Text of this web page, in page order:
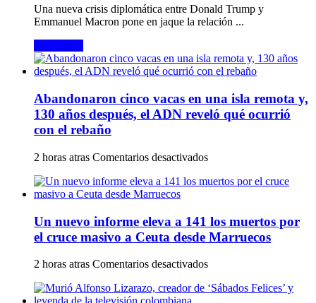
diplomática:
Estados
rechazar
al
francés
por
París
Washington
ONU
Una nueva crisis diplomática entre Donald Trump y
Emmanuel Macron pone en jaque la relación ...
Abandonaron cinco vacas en una isla remota y,
130 años después, el ADN reveló qué ocurrió
con el rebaño
2 horas atras Comentarios desactivadosen
cinco
una
isla
remota
130
años
después,
Un nuevo informe eleva a 141 los muertos por
el cruce masivo a Ceuta desde Marruecos
2 horas atras Comentarios desactivadosen
nuevo